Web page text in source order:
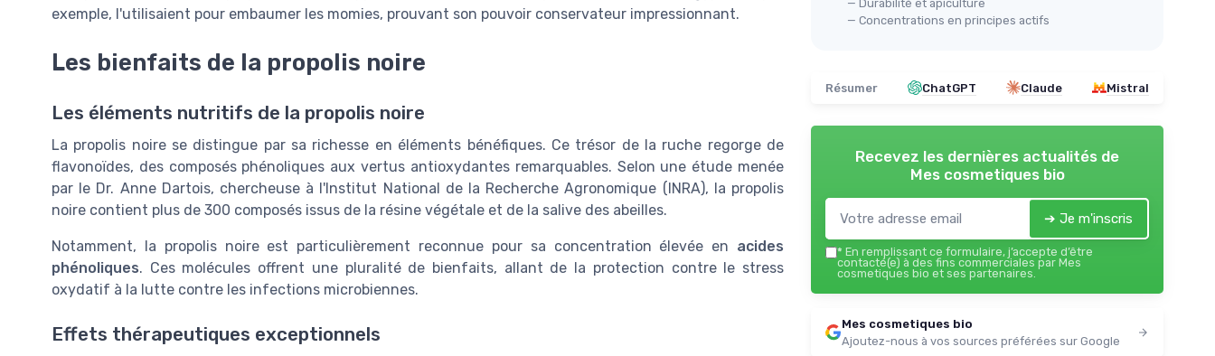
exemple, l'utilisaient pour embaumer les momies, prouvant son pouvoir conservateur impressionnant.
Les bienfaits de la propolis noire
Les éléments nutritifs de la propolis noire
La propolis noire se distingue par sa richesse en éléments bénéfiques. Ce trésor de la ruche regorge de
flavonoïdes, des composés phénoliques aux vertus antioxydantes remarquables. Selon une étude menée
par le Dr. Anne Dartois, chercheuse à l'Institut National de la Recherche Agronomique (INRA), la propolis
noire contient plus de 300 composés issus de la résine végétale et de la salive des abeilles.
Notamment, la propolis noire est particulièrement reconnue pour sa concentration élevée en acides
phénoliques. Ces molécules offrent une pluralité de bienfaits, allant de la protection contre le stress
oxydatif à la lutte contre les infections microbiennes.
Effets thérapeutiques exceptionnels
— Durabilité et apiculture
— Concentrations en principes actifs
Résumer ChatGPT Claude Mistral
Recevez les dernières actualités de
Mes cosmetiques bio
➔ Je m'inscris
* En remplissant ce formulaire, j’accepte d’être
contacté(e) à des fins commerciales par Mes
cosmetiques bio et ses partenaires.
Mes cosmetiques bio
Ajoutez-nous à vos sources préférées sur Google